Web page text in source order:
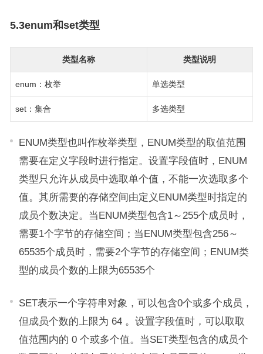
5.3enum和set类型
类型名称 类型说明
enum：枚举 单选类型
set：集合 多选类型
ENUM类型也叫作枚举类型，ENUM类型的取值范围
需要在定义字段时进行指定。设置字段值时，ENUM
类型只允许从成员中选取单个值，不能一次选取多个
值。其所需要的存储空间由定义ENUM类型时指定的
成员个数决定。当ENUM类型包含1～255个成员时，
需要1个字节的存储空间；当ENUM类型包含256～
65535个成员时，需要2个字节的存储空间；ENUM类
型的成员个数的上限为65535个
SET表示一个字符串对象，可以包含0个或多个成员，
但成员个数的上限为 64 。设置字段值时，可以取取
值范围内的 0 个或多个值。当SET类型包含的成员个